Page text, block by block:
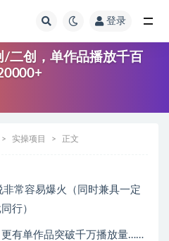
登录
二创，单作品播放千百
实操项目 正文
常容易爆火（同时兼具一定
行）
有单作品突破千万播放量……